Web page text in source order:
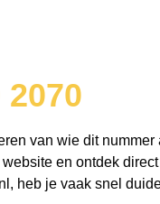
van wie dit
en ontdek
heb je vaak snel